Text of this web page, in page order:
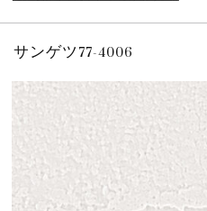
DIYお役立ち情報
2025.12.22
DIYで猫ちゃんドアを付けよう。...
DIYお役立ち情報
サンゲツリザーブの壁紙について...
サンゲツ77-4006